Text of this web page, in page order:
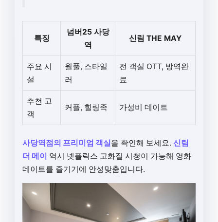
특징
넘버25 사당
역
신림 THE MAY
주요 시
설
월풀, 스타일
러
전 객실 OTT, 방역완
료
추천 고
객
커플, 힐링족 가성비 데이트
사당역점의 프리미엄 객실을 확인해 보세요. 신림
더 메이 역시 넷플릭스 고화질 시청이 가능해 영화
데이트를 즐기기에 안성맞춤입니다.